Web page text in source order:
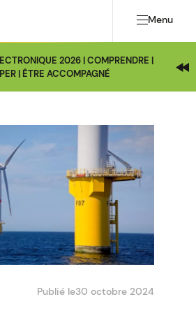
Menu
2026 | COMPRENDRE |
| ÊTRE ACCOMPAGNÉ
Publié le30 octobre 2024